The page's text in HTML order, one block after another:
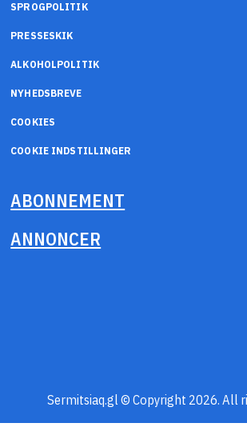
SPROGPOLITIK
PRESSESKIK
ALKOHOLPOLITIK
NYHEDSBREVE
COOKIES
COOKIE INDSTILLINGER
ABONNEMENT
ANNONCER
Sermitsiaq.gl © Copyright 2026. All